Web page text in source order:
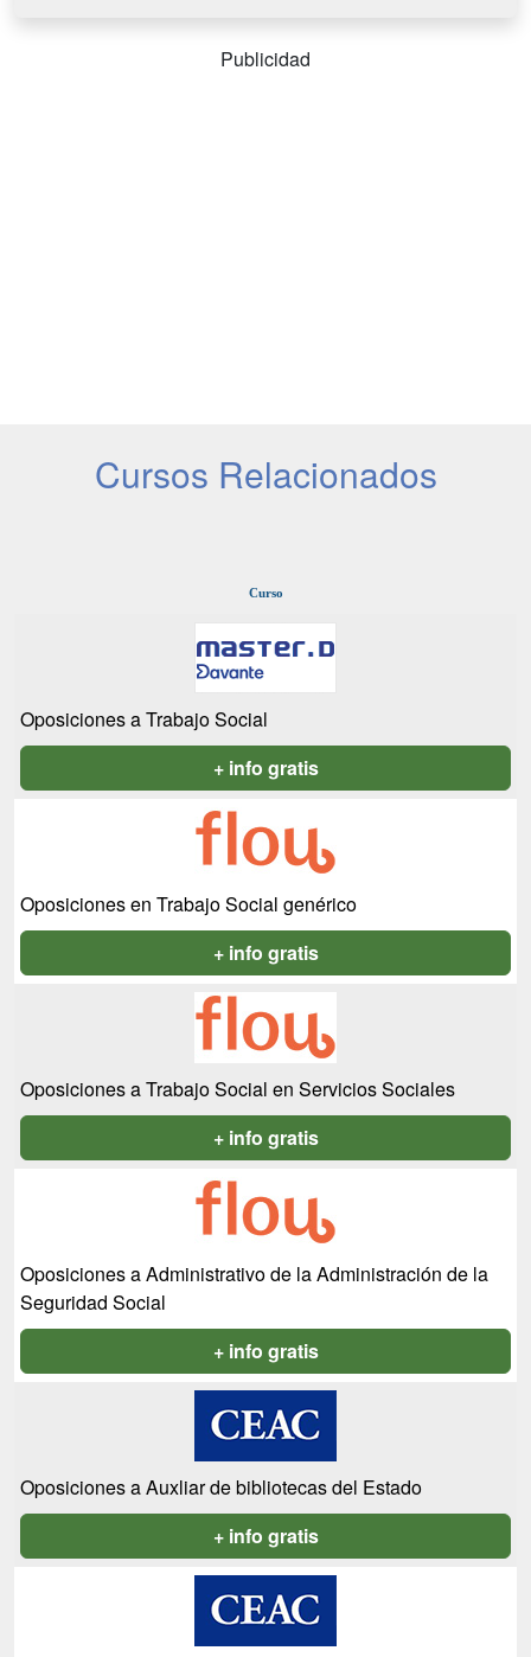
Publicidad
Cursos Relacionados
Curso
Oposiciones a Trabajo Social
+ info gratis
Oposiciones en Trabajo Social genérico
+ info gratis
Oposiciones a Trabajo Social en Servicios Sociales
+ info gratis
Oposiciones a Administrativo de la Administración de la
Seguridad Social
+ info gratis
Oposiciones a Auxliar de bibliotecas del Estado
+ info gratis